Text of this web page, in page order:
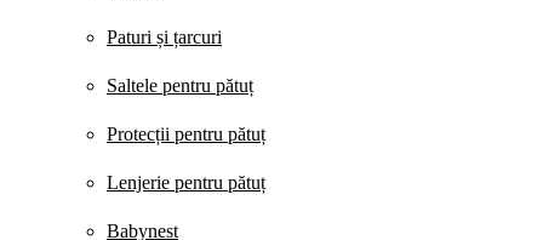
Paturi și țarcuri
Saltele pentru pătuț
Protecții pentru pătuț
Lenjerie pentru pătuț
Babynest